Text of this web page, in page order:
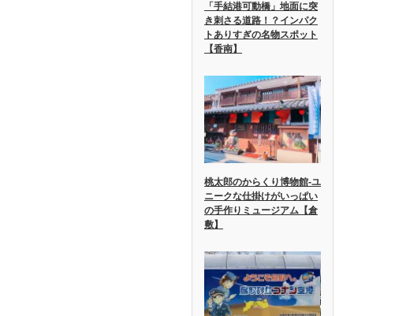
「手結港可動橋」地面に突
き刺さる道路！？インパク
トありすぎの名物スポット
【香南】
桃太郎のからくり博物館-ユ
ニークな仕掛けがいっぱい
の手作りミュージアム【倉
敷】